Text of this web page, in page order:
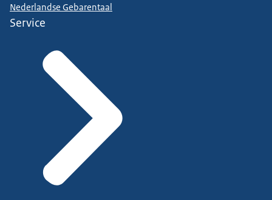
Nederlandse Gebarentaal
Service